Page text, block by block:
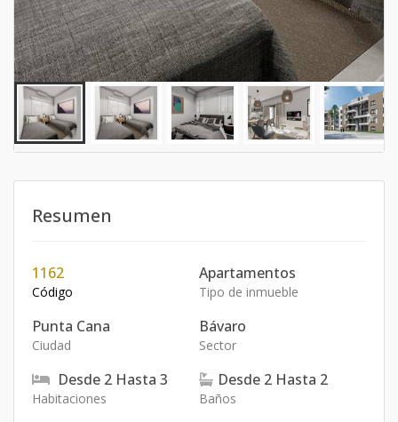
Resumen
1162
Código
Apartamentos
Tipo de inmueble
Punta Cana
Ciudad
Bávaro
Sector
Desde 2 Hasta 3
Habitaciones
Desde 2 Hasta 2
Baños